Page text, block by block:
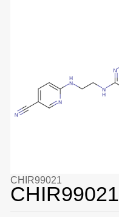
CHIR99021
CHIR99021